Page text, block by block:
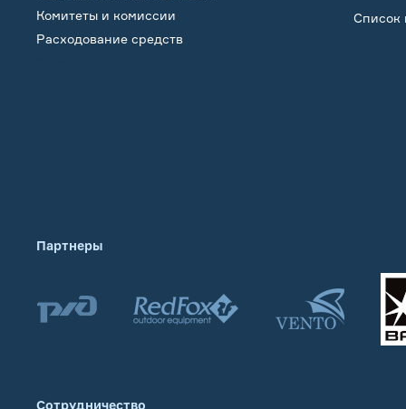
Комитеты и комиссии
Расходование средств
Список
Партнеры
Сотрудничество